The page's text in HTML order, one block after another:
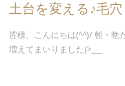
土台を変える♪毛
皆様、こんにちは(^^)/ 朝・晩
増えてまいりました(>___